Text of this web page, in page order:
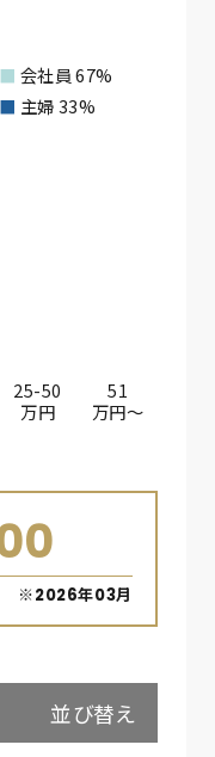
会社員67%
主婦33%
25-50
万円
51
万円〜
※2026年03月
並び替え